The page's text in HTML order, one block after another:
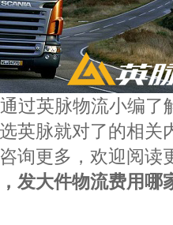
过英脉物流小编了
英脉就对了的相关
询更多，欢迎阅读
发大件物流费用哪